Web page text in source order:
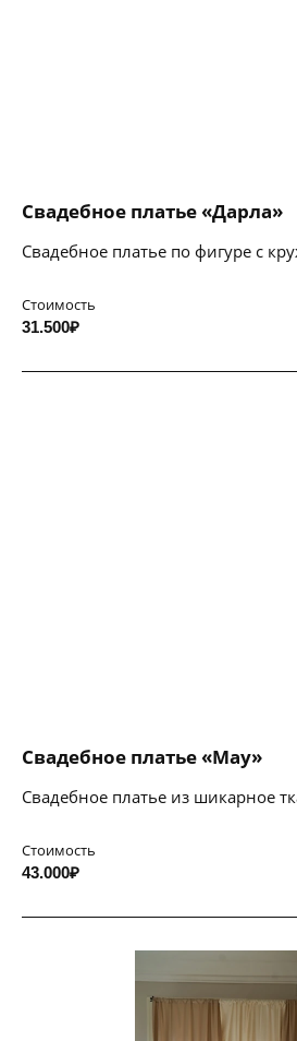
Свадебное платье «Дарла»
Свадебное платье по фигуре с
Стоимость
31.500₽
Свадебное платье «May»
Свадебное платье из шикарное
Стоимость
43.000₽